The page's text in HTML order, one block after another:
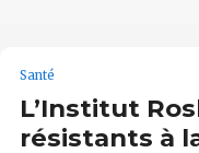
Santé
L’Institut
résistants à